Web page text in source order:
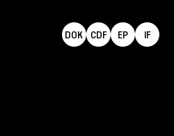
DOK CDF EP IF